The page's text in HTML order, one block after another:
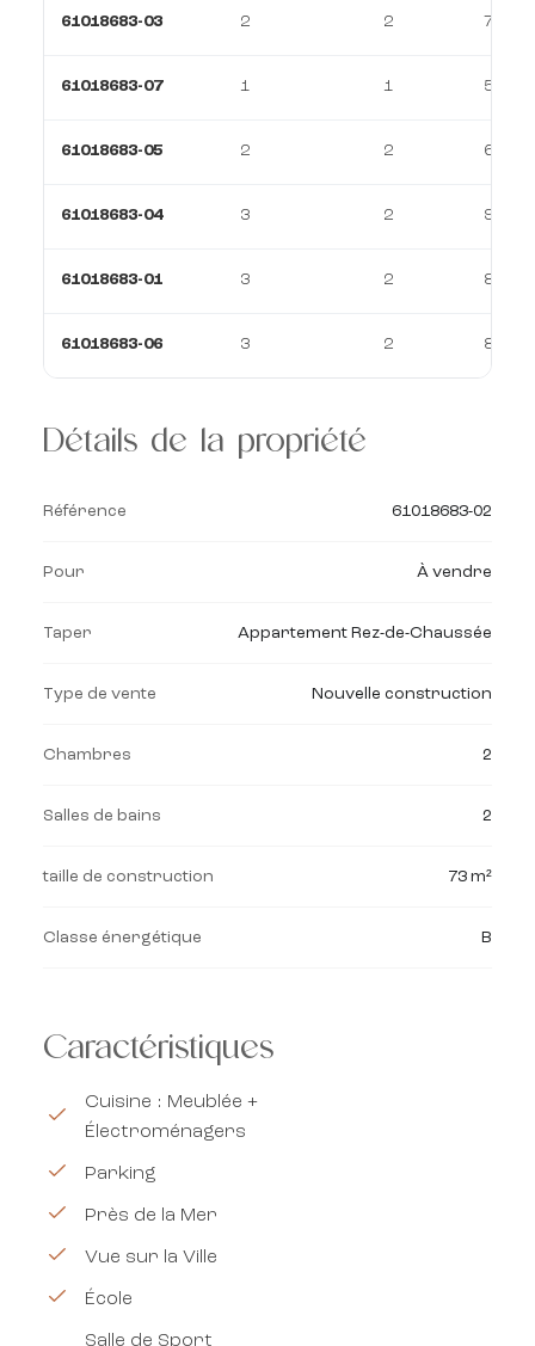
61018683-03 2 2 79 m²
61018683-07 1 1 57 m²
61018683-05 2 2 69 m²
61018683-04 3 2 93 m²
61018683-01 3 2 89 m²
61018683-06 3 2 84 m²
Détails de la propriété
Référence 61018683-02
Pour À vendre
Taper Appartement Rez-de-Chaussée
Type de vente Nouvelle construction
Chambres 2
Salles de bains 2
taille de construction 73 m²
Classe énergétique B
Caractéristiques
Cuisine : Meublée +
Électroménagers
Parking
Près de la Mer
Vue sur la Ville
École
Salle de Sport